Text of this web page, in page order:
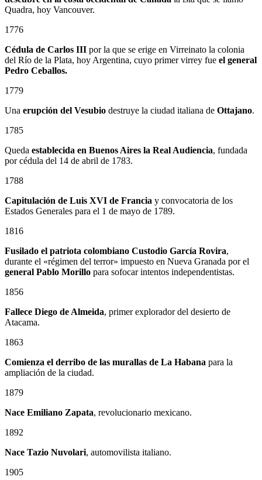
Quadra, hoy Vancouver.
1776
Cédula de Carlos III por la que se erige en Virreinato la colonia
del Río de la Plata, hoy Argentina, cuyo primer virrey fue el general
Pedro Ceballos.
1779
Una erupción del Vesubio destruye la ciudad italiana de Ottajano.
1785
Queda establecida en Buenos Aires la Real Audiencia, fundada
por cédula del 14 de abril de 1783.
1788
Capitulación de Luis XVI de Francia y convocatoria de los
Estados Generales para el 1 de mayo de 1789.
1816
Fusilado el patriota colombiano Custodio García Rovira,
durante el «régimen del terror» impuesto en Nueva Granada por el
general Pablo Morillo para sofocar intentos independentistas.
1856
Fallece Diego de Almeida, primer explorador del desierto de
Atacama.
1863
Comienza el derribo de las murallas de La Habana para la
ampliación de la ciudad.
1879
Nace Emiliano Zapata, revolucionario mexicano.
1892
Nace Tazio Nuvolari, automovilista italiano.
1905